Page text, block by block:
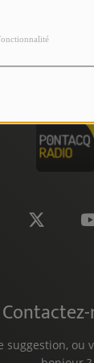
!
suggestion, ou